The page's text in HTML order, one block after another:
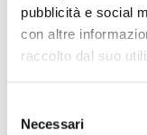
pubblicità e social
con altre
raccolto dal suo
Necessari
Paola Lenti